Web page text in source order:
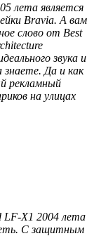
лета является
Bravia. А вам
слово от Best
звука и
знаете. Да и как
рекламный
на улицах
LF-X1 2004 лета
С защитным